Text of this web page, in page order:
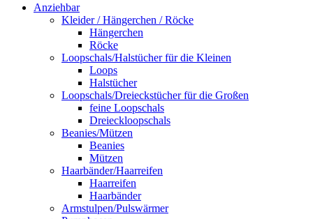
Anziehbar
Kleider / Hängerchen / Röcke
Hängerchen
Röcke
Loopschals/Halstücher für die Kleinen
Loops
Halstücher
Loopschals/Dreieckstücher für die Großen
feine Loopschals
Dreieckloopschals
Beanies/Mützen
Beanies
Mützen
Haarbänder/Haarreifen
Haarreifen
Haarbänder
Armstulpen/Pulswärmer